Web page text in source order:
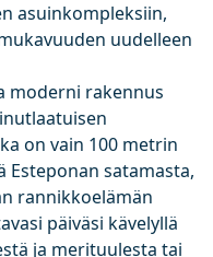
asuinkompleksiin,
uudelleen
moderni rakennus
on vain 100 metrin
Esteponan satamasta,
rannikkoelämän
päiväsi kävelyllä
ja merituulesta tai